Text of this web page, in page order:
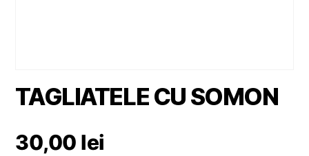
TAGLIATELE CU SOMON
30,00 lei